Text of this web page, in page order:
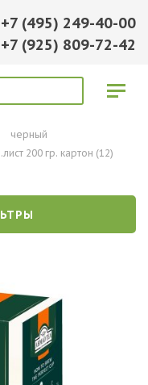
+7 (495) 249-40-00
+7 (925) 809-72-42
черный
200 гр. картон (12)